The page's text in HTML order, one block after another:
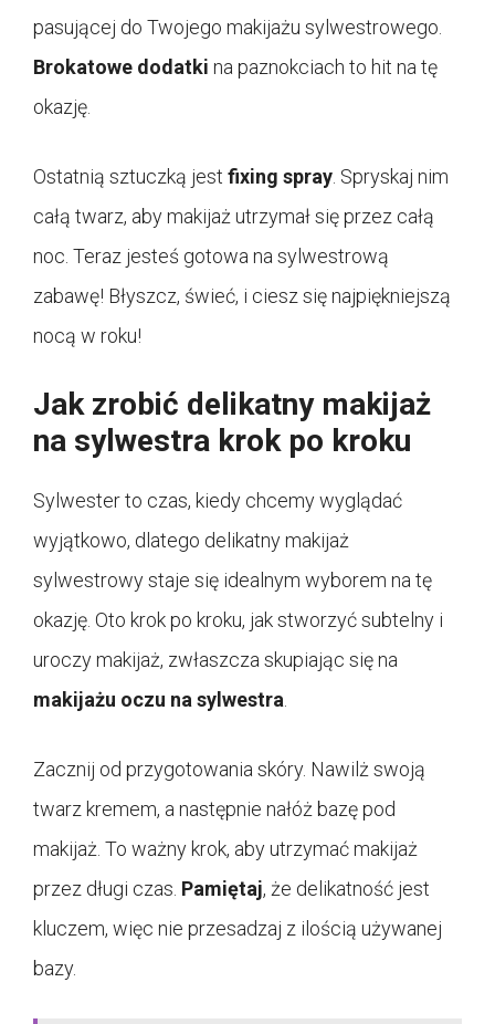
pasującej do Twojego makijażu sylwestrowego.
Brokatowe dodatki na paznokciach to hit na tę
okazję.
Ostatnią sztuczką jest fixing spray . Spryskaj nim
całą twarz, aby makijaż utrzymał się przez całą
noc. Teraz jesteś gotowa na sylwestrową
zabawę! Błyszcz, świeć, i ciesz się najpiękniejszą
nocą w roku!
Jak zrobić delikatny makijaż
na sylwestra krok po kroku
Sylwester to czas, kiedy chcemy wyglądać
wyjątkowo, dlatego delikatny makijaż
sylwestrowy staje się idealnym wyborem na tę
okazję. Oto krok po kroku, jak stworzyć subtelny i
uroczy makijaż, zwłaszcza skupiając się na
makijażu oczu na sylwestra
Zacznij od przygotowania skóry. Nawilż swoją
twarz kremem, a następnie nałóż bazę pod
makijaż. To ważny krok, aby utrzymać makijaż
przez długi czas. Pamiętaj, że delikatność jest
kluczem, więc nie przesadzaj z ilością używanej
bazy.